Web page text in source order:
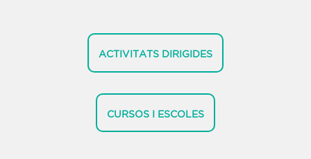
ACTIVITATS DIRIGIDES
CURSOS I ESCOLES